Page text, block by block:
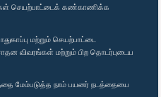
செயற்பாட்டைக் கண்காணிக்க
மற்றும் செயற்பாட்டை
விவரங்கள் மற்றும் பிற தொடர்புடைய
மேம்படுத்த நாம் பயனர் நடத்தையை